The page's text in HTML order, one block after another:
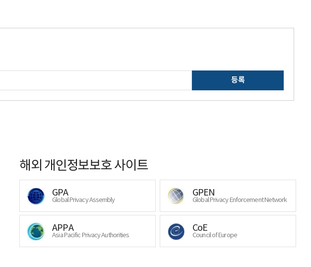
등록
해외 개인정보보호 사이트
GPA
Global Privacy Assembly
GPEN
Global Privacy Enforcement Network
APPA
Asia Pacific Privacy Authorities
CoE
Council of Europe